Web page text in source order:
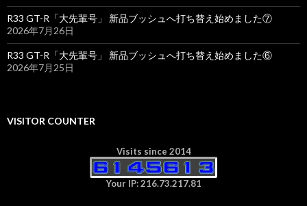
R33 GT-R「大先輩号」 新品ブッシュへ打ち替え始めました⑦
2026年7月26日
R33 GT-R「大先輩号」 新品ブッシュへ打ち替え始めました⑥
2026年7月25日
VISITOR COUNTER
Visits since 2014
Your IP: 216.73.217.81